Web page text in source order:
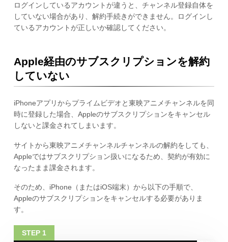
ログインしているアカウントが違うと、チャンネル登録自体を
していない場合があり、解約手続きができません。ログインし
ているアカウントが正しいか確認してください。
Apple経由のサブスクリプションを解約
していない
iPhoneアプリからプライムビデオと東映アニメチャンネルを同
時に登録した場合、Appleのサブスクリプションをキャンセル
しないと課金されてしまいます。
サイトから東映アニメチャンネルチャンネルの解約をしても、
Appleではサブスクリプション扱いになるため、契約が有効に
なったまま課金されます。
そのため、iPhone（またはiOS端末）から以下の手順で、
Appleのサブスクリプションをキャンセルする必要がありま
す。